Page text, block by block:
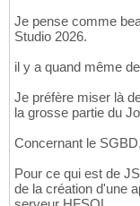
Je pense comme
Studio 2026.
il y a quand même
Je préfère miser là
la grosse partie du
Concernant le
Pour ce qui est de
de la création d'une